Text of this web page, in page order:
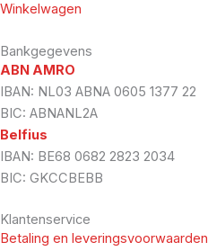
Winkelwagen
Bankgegevens
ABN AMRO
IBAN: NL03 ABNA 0605 1377 22
BIC: ABNANL2A
Belfius
IBAN: BE68 0682 2823 2034
BIC: GKCCBEBB
Klantenservice
Betaling en leveringsvoorwaarden